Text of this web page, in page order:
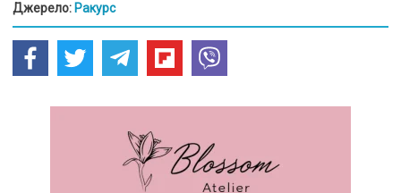
Джерело: Ракурс